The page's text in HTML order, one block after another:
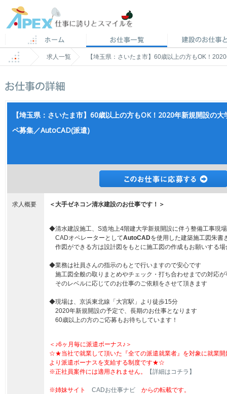
求人一覧 【埼玉県：さいたま市】60歳以上の方もOK！
【埼玉県：さいたま市】60歳以上の方もOK！2020年新規開設の
ペ募集／AutoCAD(派遣)
求人概要 ＜大手ゼネコン清水建設のお仕事です！＞
◆清水建設施工、S造地上4階建大学新規開設に伴う整備工事現
CADオペレーターとしてAutoCADを使用した建築施工図朱書
作図ができる方は設計図をもとに施工図の作成もお願いする場
◆業務は社員さんの指示のもとで行いますので安心です
施工図全般の取りまとめやチェック・打ち合わせまでの対応
そのレベルに応じてのお仕事のご依頼をさせて頂きます
◆現場は、京浜東北線「大宮駅」より徒歩15分
2020年新規開設の予定で、長期のお仕事となります
60歳以上の方のご応募もお待ちしています！
＜♪6ヶ月毎に派遣ボーナス♪＞
☆★当社で就業して頂いた『全ての派遣就業者』を対象に就業開
より派遣ボーナスを支給する制度です★☆
※正社員案件には適用されません。
【詳細はコチラ】
※姉妹サイト CADお仕事ナビ からの転載です。